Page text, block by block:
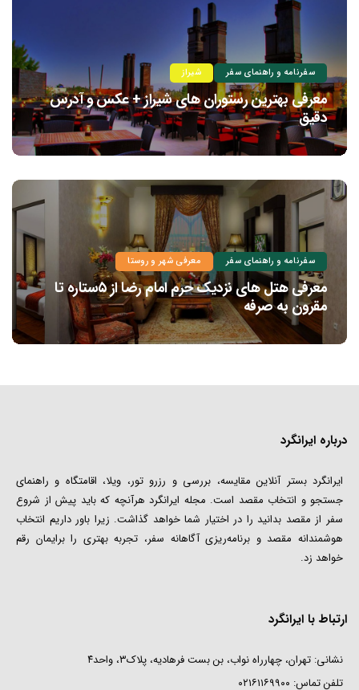
سفرنامه و راهنمای سفر شیراز
معرفی بهترین رستوران های شیراز + عکس و آدرس
دقیق
سفرنامه و راهنمای سفر معرفی شهر و روستا
معرفی هتل های نزدیک حرم امام رضا از ۵ستاره تا
مقرون به صرفه
درباره ایرانگرد
ایرانگرد بستر آنلاین مقایسه، بررسی و رزرو تور، ویلا، اقامتگاه و راهنمای
جستجو و انتخاب مقصد است. مجله ایرانگرد هرآنچه که باید پیش از شروع
سفر از مقصد بدانید را در اختیار شما خواهد گذاشت. زیرا باور داریم انتخاب
هوشمندانه مقصد و برنامه‌ریزی آگاهانه سفر، تجربه بهتری را برایمان رقم
خواهد زد.
ارتباط با ایرانگرد
نشانی: تهران، چهارراه نواب، بن بست فرهادیه، پلاک۳، واحد۴
تلفن تماس: ۰۲۱۶۱۱۶۹۹۰۰